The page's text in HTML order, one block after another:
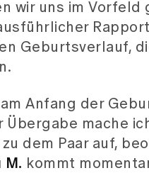
wir uns im Vorfeld
Geburtsverlauf,
Anfang der
mache
dem Paar auf,
M. kommt